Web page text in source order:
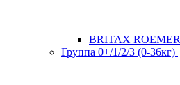
BRITAX ROEMER
Группа 0+/1/2/3 (0-36кг)